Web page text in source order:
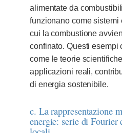
alimentate da
funzionano come sistemi
cui la combustione
confinato. Questi esempi
come le teorie
applicazioni reali,
di energia sostenibile.
c. La rappresentazione
energie: serie di